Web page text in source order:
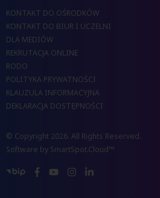
KONTAKT DO OŚRODKÓW
KONTAKT DO BIUR I UCZELNI
DLA MEDIÓW
REKRUTACJA ONLINE
RODO
POLITYKA PRYWATNOŚCI
KLAUZULA INFORMACYJNA
DEKLARACJA DOSTĘPNOŚCI
© Copyright 2026. All Rights Reserved.
Software by SmartSpot.Cloud™